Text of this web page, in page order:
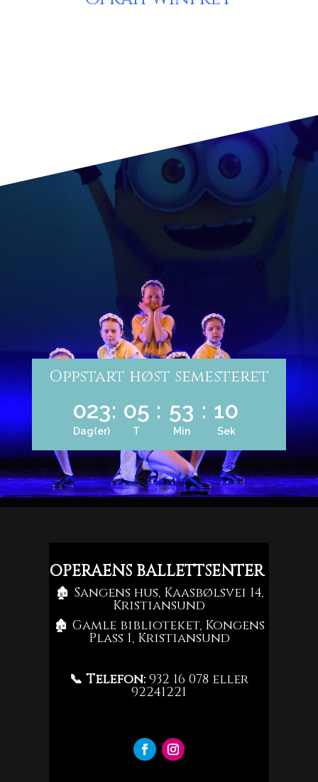
Oppstart høst semesteret
023
Dag(er)
: 05
T
: 53
Min
: 10
Sek
OPERAENS BALLETTSENTER
🏚 Sangens hus, Kaasbølsvei 14,
Kristiansund
🏚 Gamle biblioteket, Kongens
Plass 1, Kristiansund
📞 Telefon: 932 16 078 eller
92241221